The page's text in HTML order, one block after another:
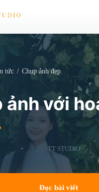
tức / Chụp ảnh đẹp
ảnh với
• TT STUDIO
Đọc bài viết